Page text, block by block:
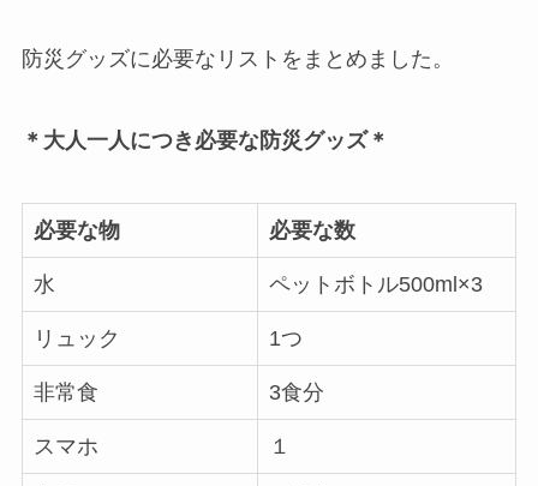
防災グッズに必要なリストをまとめました。
＊大人一人につき必要な防災グッズ＊
必要な物 必要な数
水 ペットボトル500ml×3
リュック 1つ
非常食 3食分
スマホ １